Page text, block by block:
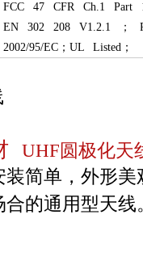
FCC 47 CFR Ch.1 Part
EN 302 208 V1.2.1 ；
2002/95/EC；UL Listed；
UHF圆极化天
装简单，外形
的通用型天线